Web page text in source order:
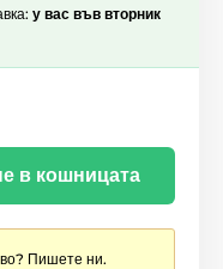
у вас във вторник
в кошницата
Пишете ни.